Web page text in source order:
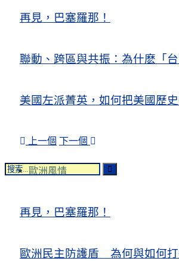
再見，巴塞羅那！
聯動、跨區與共振：為什麽「
美國左派菁英，如何把美國歷
上一個 下一個
歐洲風情
再見，巴塞羅那！
歐洲民主防護盾 為何與如何